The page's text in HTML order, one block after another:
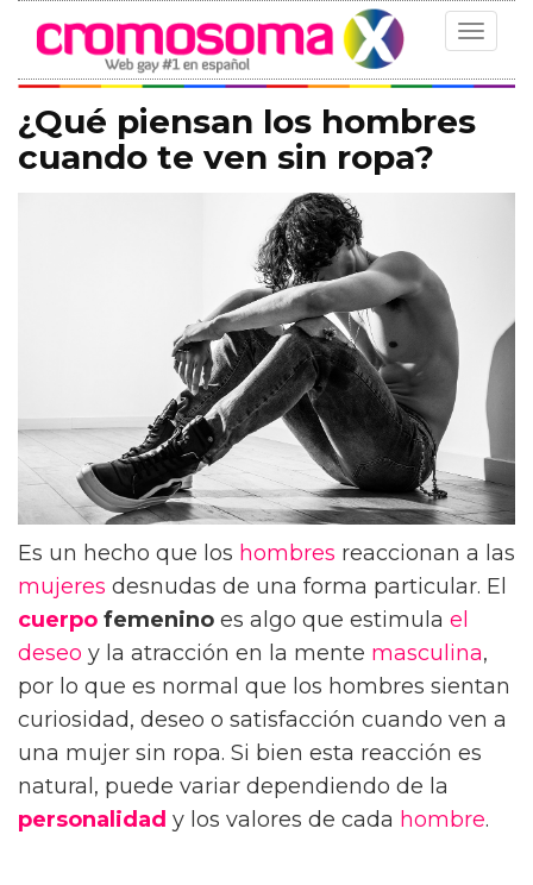
Toggle
¿Qué piensan los hombres
cuando te ven sin ropa?
Es un hecho que los hombres reaccionan a las
mujeres desnudas de una forma particular. El
cuerpo femenino es algo que estimula el
deseo y la atracción en la mente masculina,
por lo que es normal que los hombres sientan
curiosidad, deseo o satisfacción cuando ven a
una mujer sin ropa. Si bien esta reacción es
natural, puede variar dependiendo de la
personalidad y los valores de cada hombre.